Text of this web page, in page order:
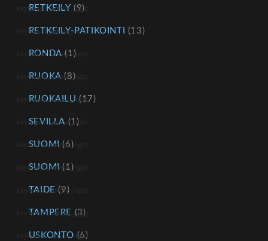
RETKEILY (9)
RETKEILY-PATIKOINTI (13)
RONDA (1)
RUOKA (8)
RUOKAILU (17)
SEVILLA (1)
SUOMI (6)
SUOMI (1)
TAIDE (9)
TAMPERE (3)
USKONTO (6)